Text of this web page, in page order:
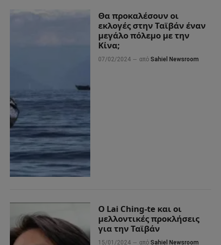
Θα προκαλέσουν οι
εκλογές στην Ταϊβάν έναν
μεγάλο πόλεμο με την
Κίνα;
07/02/2024 από Sahiel Newsroom
Ο Lai Ching-te και οι
μελλοντικές προκλήσεις
για την Ταϊβάν
15/01/2024 από Sahiel Newsroom